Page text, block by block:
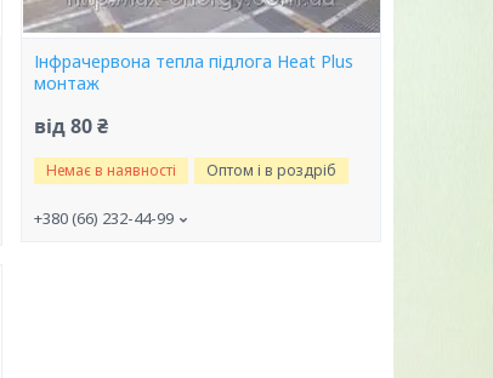
Інфрачервона тепла підлога Heat Plus
монтаж
від 80 ₴
Немає в наявності Оптом і в роздріб
+380 (66) 232-44-99